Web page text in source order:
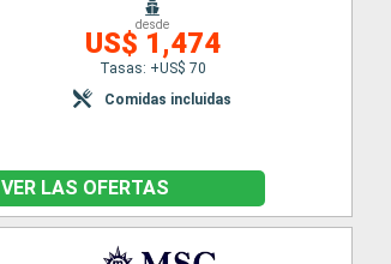
desde
US$ 1,474
Tasas: +US$ 70
Comidas incluidas
VER LAS OFERTAS